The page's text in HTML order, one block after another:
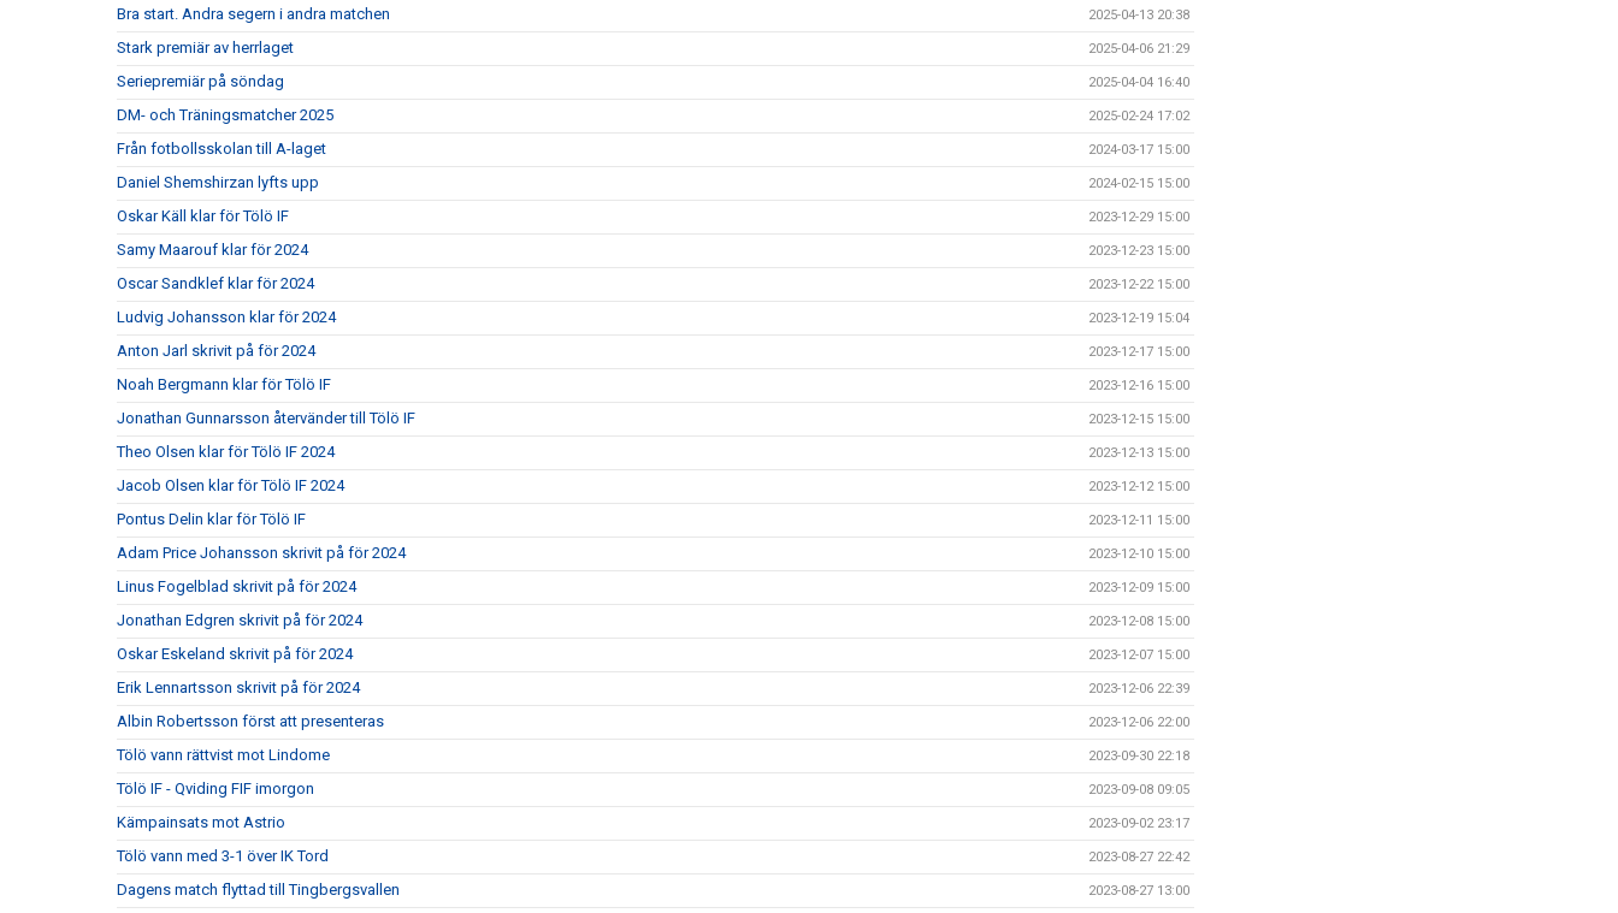
Bra start. Andra segern i andra matchen 2025-04-13 20:38
Stark premiär av herrlaget 2025-04-06 21:29
Seriepremiär på söndag 2025-04-04 16:40
DM- och Träningsmatcher 2025 2025-02-24 17:02
Från fotbollsskolan till A-laget 2024-03-17 15:00
Daniel Shemshirzan lyfts upp 2024-02-15 15:00
Oskar Käll klar för Tölö IF 2023-12-29 15:00
Samy Maarouf klar för 2024 2023-12-23 15:00
Oscar Sandklef klar för 2024 2023-12-22 15:00
Ludvig Johansson klar för 2024 2023-12-19 15:04
Anton Jarl skrivit på för 2024 2023-12-17 15:00
Noah Bergmann klar för Tölö IF 2023-12-16 15:00
Jonathan Gunnarsson återvänder till Tölö IF 2023-12-15 15:00
Theo Olsen klar för Tölö IF 2024 2023-12-13 15:00
Jacob Olsen klar för Tölö IF 2024 2023-12-12 15:00
Pontus Delin klar för Tölö IF 2023-12-11 15:00
Adam Price Johansson skrivit på för 2024 2023-12-10 15:00
Linus Fogelblad skrivit på för 2024 2023-12-09 15:00
Jonathan Edgren skrivit på för 2024 2023-12-08 15:00
Oskar Eskeland skrivit på för 2024 2023-12-07 15:00
Erik Lennartsson skrivit på för 2024 2023-12-06 22:39
Albin Robertsson först att presenteras 2023-12-06 22:00
Tölö vann rättvist mot Lindome 2023-09-30 22:18
Tölö IF - Qviding FIF imorgon 2023-09-08 09:05
Kämpainsats mot Astrio 2023-09-02 23:17
Tölö vann med 3-1 över IK Tord 2023-08-27 22:42
Dagens match flyttad till Tingbergsvallen 2023-08-27 13:00